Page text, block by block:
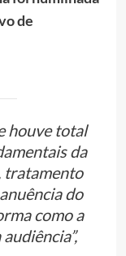
de
houve total
da
tratamento
do
como a